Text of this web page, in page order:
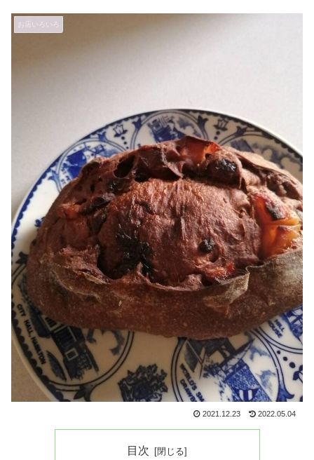
お店いろいろ
2021.12.23 2022.05.04
目次